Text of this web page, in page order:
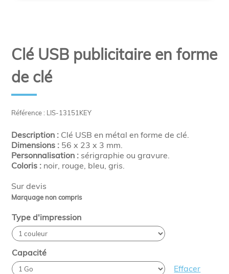
Référence : LIS-13151KEY
Sur devis
Marquage non compris
Clé USB publicitaire en forme
de clé
Description : Clé USB en métal en forme de clé.
Dimensions : 56 x 23 x 3 mm.
Personnalisation : sérigraphie ou gravure.
Coloris : noir, rouge, bleu, gris.
Type d'impression
Capacité
Effacer